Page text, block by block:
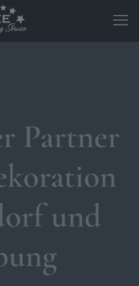
Partner
und